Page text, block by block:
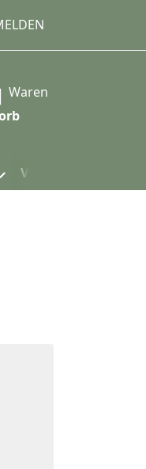
Sie die
Waren
VERPACKUNG